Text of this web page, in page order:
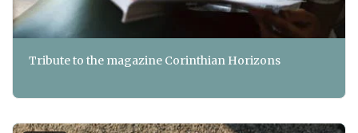
Tribute to the magazine Corinthian Horizons